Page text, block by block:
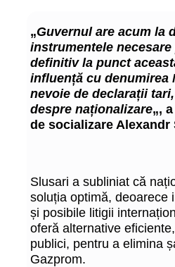
„Guvernul are acum la
instrumentele
definitiv la punct
influență cu denumirea
nevoie de declarații
despre naționalizare„,
de socializare Alexandr
Slusari a subliniat că
soluția optimă, deoarece
și posibile litigii
oferă alternative
publici, pentru a elimina
Gazprom.